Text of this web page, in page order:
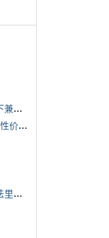
*
投入了很多精力经营的一段感情，被女方评价说在向下兼容我，感觉有点破防
*
想请教有经验的蛋友，想给媳妇7夕买个跳蛋，有没有性价比高的推荐
*
有啥搞钱的路子吗，开源节流都行，主要是开源，刑法里的咱不做